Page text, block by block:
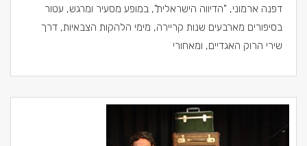
דפנה ארמוני, "הדיווה הישראלית", במופע מסעיר ומרגש, עטור
בסיפורים מארבעים שנות קריירה, מימי הלהקות הצבאיות, דרך
שירי הרוק האגדיים, ומאחורי